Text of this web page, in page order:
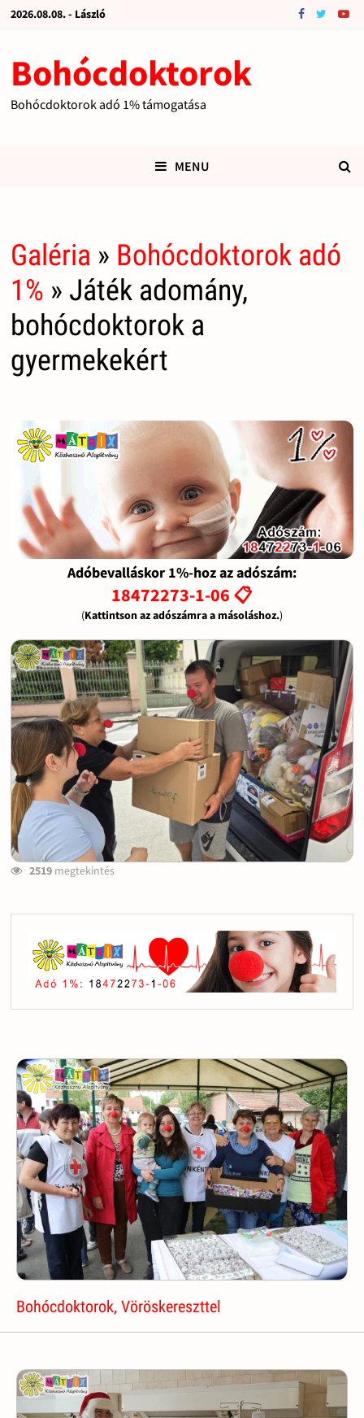
2026.08.08. - László
Bohócdoktorok
Bohócdoktorok adó 1% támogatása
MENU
Galéria » Bohócdoktorok adó
1% » Játék adomány,
bohócdoktorok a
gyermekekért
Adóbevalláskor 1%-hoz az adószám:
18472273-1-06 📋
(Kattintson az adószámra a másoláshoz.)
2519megtekintés
Bohócdoktorok, Vöröskereszttel